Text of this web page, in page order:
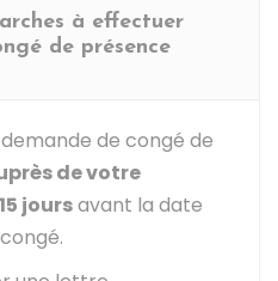
à effectuer
de présence
de congé de
de votre
joursavant la date